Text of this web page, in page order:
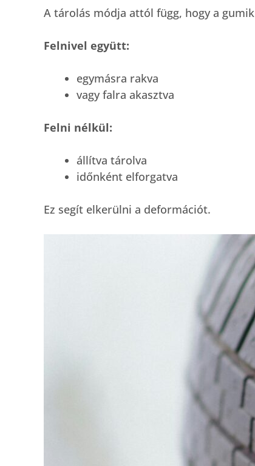
A tárolás módja attól függ, hogy a gumik
Felnivel együtt:
egymásra rakva
vagy falra akasztva
Felni nélkül:
állítva tárolva
időnként elforgatva
Ez segít elkerülni a deformációt.